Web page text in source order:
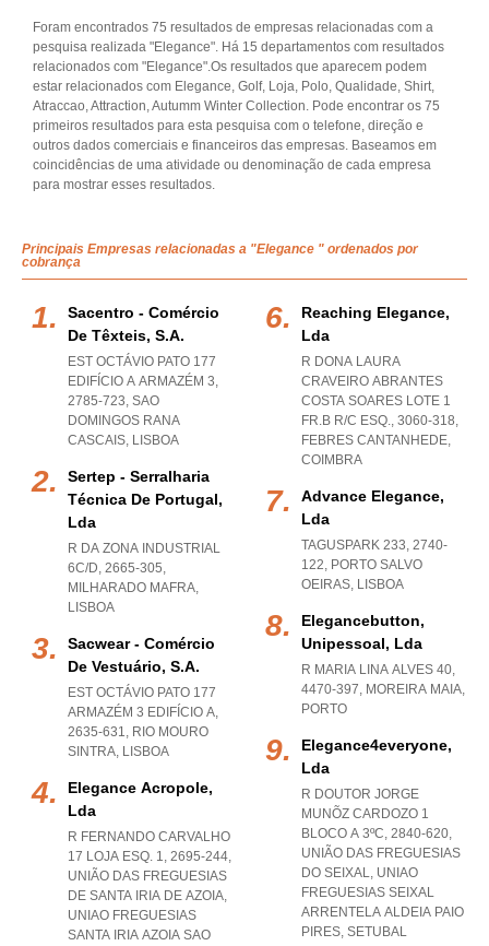
Foram encontrados 75 resultados de empresas relacionadas com a
pesquisa realizada "Elegance". Há 15 departamentos com resultados
relacionados com "Elegance".Os resultados que aparecem podem
estar relacionados com Elegance, Golf, Loja, Polo, Qualidade, Shirt,
Atraccao, Attraction, Autumm Winter Collection. Pode encontrar os 75
primeiros resultados para esta pesquisa com o telefone, direção e
outros dados comerciais e financeiros das empresas. Baseamos em
coincidências de uma atividade ou denominação de cada empresa
para mostrar esses resultados.
Principais Empresas relacionadas a "Elegance " ordenados por
cobrança
Sacentro - Comércio
De Têxteis, S.a.
EST OCTÁVIO PATO 177
EDIFÍCIO A ARMAZÉM 3,
2785-723, SAO
DOMINGOS RANA
CASCAIS, LISBOA
Sertep - Serralharia
Técnica De Portugal,
Lda
R DA ZONA INDUSTRIAL
6C/D, 2665-305,
MILHARADO MAFRA,
LISBOA
Sacwear - Comércio
De Vestuário, S.a.
EST OCTÁVIO PATO 177
ARMAZÉM 3 EDIFÍCIO A,
2635-631, RIO MOURO
SINTRA, LISBOA
Elegance Acropole,
Lda
R FERNANDO CARVALHO
17 LOJA ESQ. 1, 2695-244,
UNIÃO DAS FREGUESIAS
DE SANTA IRIA DE AZOIA,
UNIAO FREGUESIAS
SANTA IRIA AZOIA SAO
Reaching Elegance,
Lda
R DONA LAURA
CRAVEIRO ABRANTES
COSTA SOARES LOTE 1
FR.B R/C ESQ., 3060-318,
FEBRES CANTANHEDE,
COIMBRA
Advance Elegance,
Lda
TAGUSPARK 233, 2740-
122, PORTO SALVO
OEIRAS, LISBOA
Elegancebutton,
Unipessoal, Lda
R MARIA LINA ALVES 40,
4470-397, MOREIRA MAIA,
PORTO
Elegance4everyone,
Lda
R DOUTOR JORGE
MUNÕZ CARDOZO 1
BLOCO A 3ºC, 2840-620,
UNIÃO DAS FREGUESIAS
DO SEIXAL, UNIAO
FREGUESIAS SEIXAL
ARRENTELA ALDEIA PAIO
PIRES, SETUBAL